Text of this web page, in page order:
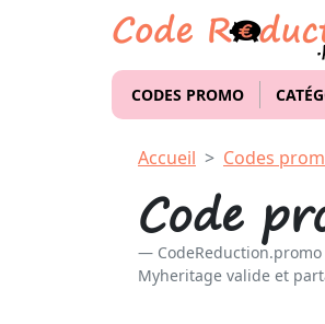
CODES PROMO
Accueil Codes
Code
Myheritage valide et